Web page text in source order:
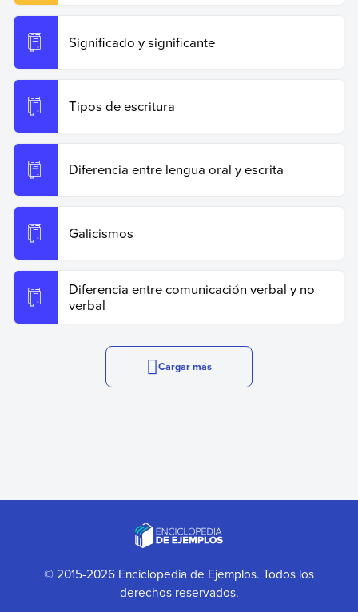
Significado y significante
Tipos de escritura
Diferencia entre lengua oral y escrita
Galicismos
Diferencia entre comunicación verbal y no
verbal
Cargar más
© 2015-2026 Enciclopedia de Ejemplos. Todos los
derechos reservados.